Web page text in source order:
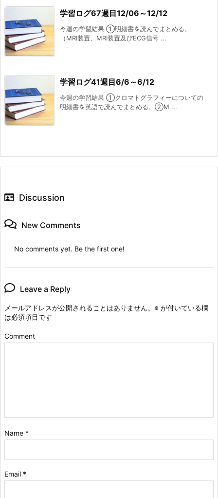
学習ログ67週目12/06～12/12
今週の学習結果 ①明細書を読んでまとめる。
（MRI装置、MRI装置及びECG信号 ...
学習ログ41週目6/6～6/12
今週の学習結果 ①クロマトグラフィーについての
明細書を英語で読んでまとめる。②M ...
Discussion
New Comments
No comments yet. Be the first one!
Leave a Reply
メールアドレスが公開されることはありません。 ※ が付いている欄
は必須項目です
Comment
Name *
Email *